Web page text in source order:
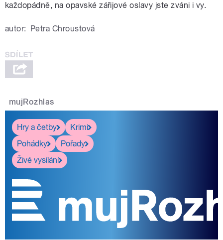
každopádně, na opavské zářijové oslavy jste zváni i vy.
autor: Petra Chroustová
mujRozhlas
Hry a četby
Krimi
Pohádky
Pořady
Živé vysílání